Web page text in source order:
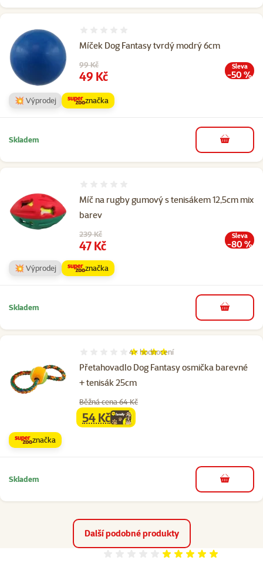
Míček Dog Fantasy tvrdý modrý 6cm
Původní cena
99 Kč
Cena
49 Kč
Sleva
-50 %
💥 Výprodej značka
Skladem do košíku
Míč na rugby gumový s tenisákem 12,5cm mix
barev
Původní cena
239 Kč
Cena
47 Kč
Sleva
-80 %
💥 Výprodej značka
Skladem do košíku
Přetahovadlo Dog Fantasy osmička barevné
+ tenisák 25cm
Hodnocení 75%, počet hodnocení: 4
4× hodnocení
Běžná cena 64 Kč
familycena
54 Kč
značka
Skladem do košíku
Další podobné produkty
Hodnocení 97%